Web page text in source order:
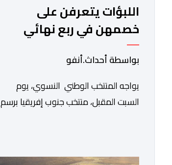
اللبؤات يتعرفن على
خصمهن في ربع نهائي
كأس إفريقيا
بواسطة أحداث.أنفو
يواجه المنتخب الوطني النسوي، يوم
السبت المقبل، منتخب جنوب إفريقيا برسم